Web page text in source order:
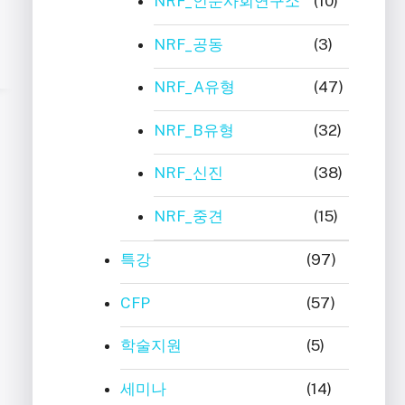
NRF_공동 (3)
NRF_A유형 (47)
NRF_B유형 (32)
NRF_신진 (38)
NRF_중견 (15)
특강 (97)
CFP (57)
학술지원 (5)
세미나 (14)